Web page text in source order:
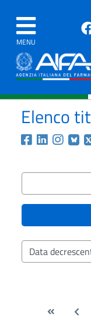
MENU
Elenco
Testo da ricercare
Ordina i risultati per
Vai alla Vai